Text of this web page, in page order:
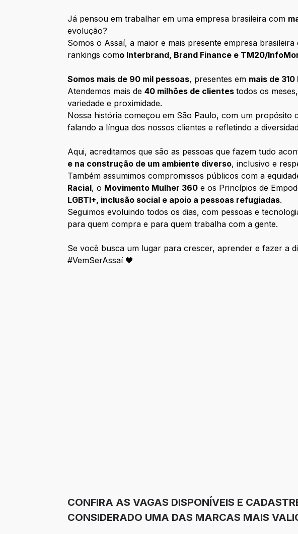
Já pensou em trabalhar em uma empresa brasileira com
evolução?
Somos o Assaí, a maior e mais presente empresa
rankings como Interbrand, Brand Finance e TM20/
Somos mais de 90 mil pessoas, presentes em mais de 310
Atendemos mais de40 milhões de clientestodos os
variedade e proximidade.
Nossa história começou em São Paulo, com um
falando a língua dos nossos clientes e refletindo a
Aqui, acreditamos que são as pessoas que fazem tudo
e na construção de um ambiente diverso, inclusivo e
Também assumimos compromissos públicos com a
Racial, o Movimento Mulher 360 e os Princípios de
LGBTI+, inclusão social e apoio a pessoas refugiadas.
Seguimos evoluindo todos os dias, com pessoas e
para quem compra e para quem trabalha com a gente.
Se você busca um lugar para crescer, aprender e fazer a
#VemSerAssaí 💙
CONFIRA AS VAGAS DISPONÍVEIS E
CONSIDERADO UMA DAS MARCAS MAIS